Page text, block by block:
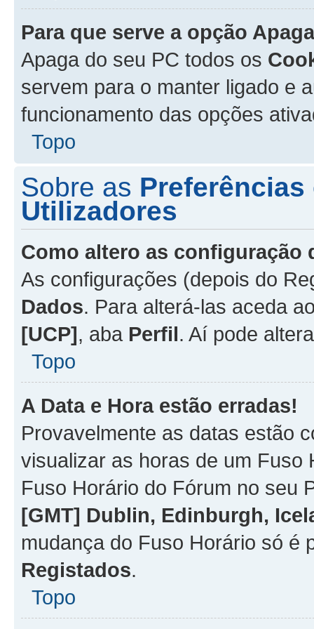
Para que serve a opção
Apaga do seu PC todos os
servem para o manter ligado e
funcionamento das opções
Topo
Sobre as
Utilizadores
Como altero as configuração
As configurações (depois do
Dados. Para alterá-las aceda
[UCP], aba Perfil. Aí pode
Topo
A Data e Hora estão erradas!
Provavelmente as datas estão
visualizar as horas de um Fuso
Fuso Horário do Fórum no seu
[GMT] Dublin, Edinburgh,
mudança do Fuso Horário só é
Registados.
Topo